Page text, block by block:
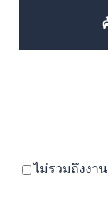
ไม่รวมถึงงา